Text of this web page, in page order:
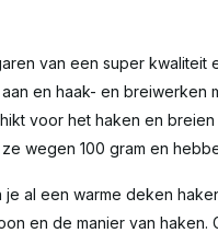
van een super
en haak- en
voor het haken en
wegen 100 gram en
al een warme deken
en de manier van haken.